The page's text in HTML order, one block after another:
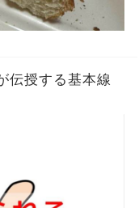
伝授する基本線